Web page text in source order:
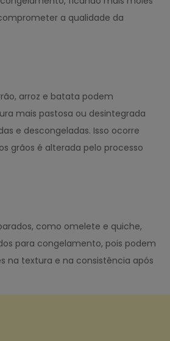
a qualidade da
arroz e batata podem
mais pastosa ou desintegrada
e descongeladas. Isso ocorre
grãos é alterada pelo processo
como omelete e quiche,
para congelamento, pois podem
na textura e na consistência após